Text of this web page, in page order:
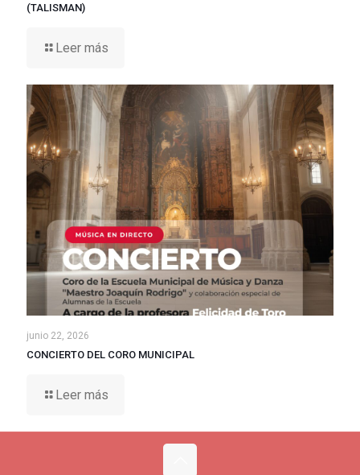
(TALISMAN)
Leer más
junio 22, 2026
CONCIERTO DEL CORO MUNICIPAL
Leer más